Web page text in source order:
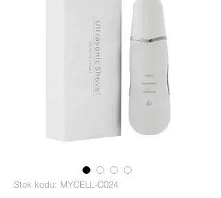
Stok kodu: MYCELL-C024